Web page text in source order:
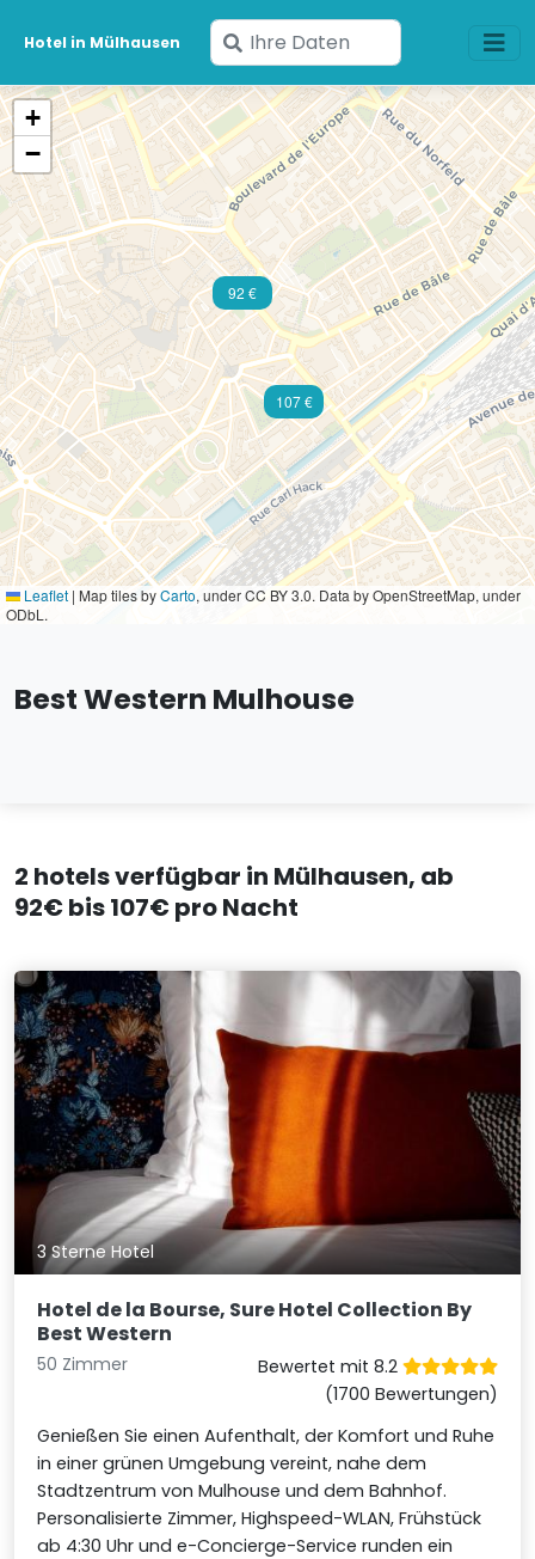
Hotel in Mülhausen
Geben
Sie
Ihre
Daten
ein
107 €
92 €
+
−
Leaflet | Map tiles byCarto, under CC BY 3.0. Data by OpenStreetMap, under
ODbL.
Best Western Mulhouse
2 hotels verfügbar in Mülhausen, ab
92€ bis 107€ pro Nacht
3 Sterne Hotel
Hotel de la Bourse, Sure Hotel Collection By
Best Western
50 Zimmer
Bewertet mit 8.2
(1700 Bewertungen)
Genießen Sie einen Aufenthalt, der Komfort und Ruhe
in einer grünen Umgebung vereint, nahe dem
Stadtzentrum von Mulhouse und dem Bahnhof.
Personalisierte Zimmer, Highspeed-WLAN, Frühstück
ab 4:30 Uhr und e-Concierge-Service runden ein